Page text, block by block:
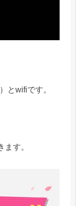
とwifiです。
す。